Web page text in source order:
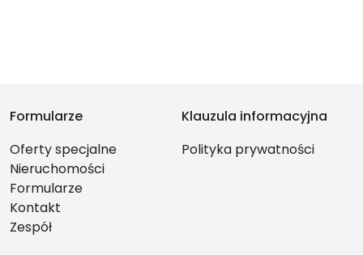
Formularze
Oferty specjalne
Nieruchomości
Formularze
Kontakt
Zespół
Klauzula informacyjna
Polityka prywatności